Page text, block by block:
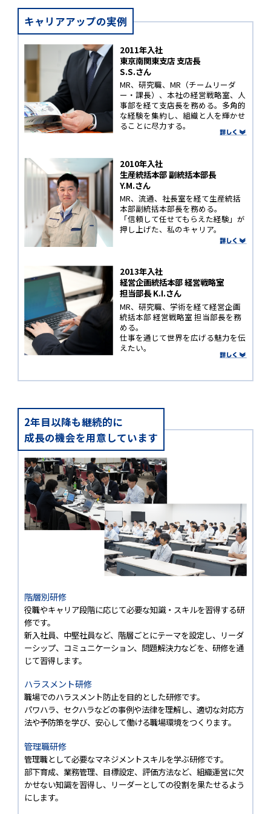
キャリアアップの実例
2011年入社
東京南関東支店 支店長
S.S.さん
MR、研究職、MR（チームリーダ
ー・課長）、本社の経営戦略室、人
事部を経て支店長を務める。多角的
な経験を集約し、組織と人を輝かせ
ることに尽力する。
2010年入社
生産統括本部 副統括本部長
Y.M.さん
MR、流通、社長室を経て生産統括
本部副統括本部長を務める。
「信頼して任せてもらえた経験」が
押し上げた、私のキャリア。
2013年入社
経営企画統括本部 経営戦略室
担当部長 K.I.さん
MR、研究職、学術を経て経営企画
統括本部 経営戦略室 担当部長を務
める。
仕事を通じて世界を広げる魅力を伝
えたい。
2年目以降も継続的に
成長の機会を用意しています
階層別研修
役職やキャリア段階に応じて必要な知識・スキルを習得する研
修です。
新入社員、中堅社員など、階層ごとにテーマを設定し、リーダ
ーシップ、コミュニケーション、問題解決力などを、研修を通
じて習得します。
ハラスメント研修
職場でのハラスメント防止を目的とした研修です。
パワハラ、セクハラなどの事例や法律を理解し、適切な対応方
法や予防策を学び、安心して働ける職場環境をつくります。
管理職研修
管理職として必要なマネジメントスキルを学ぶ研修です。
部下育成、業務管理、目標設定、評価方法など、組織運営に欠
かせない知識を習得し、リーダーとしての役割を果たせるよう
にします。